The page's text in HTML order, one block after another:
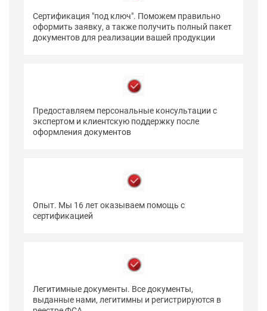
Сертификация "под ключ". Поможем правильно
оформить заявку, а также получить полный пакет
документов для реализации вашей продукции
Предоставляем персональные консультации с
экспертом и клиентскую поддержку после
оформления документов
Опыт. Мы 16 лет оказываем помощь с
сертификацией
Легитимные документы. Все документы,
выданные нами, легитимны и регистрируются в